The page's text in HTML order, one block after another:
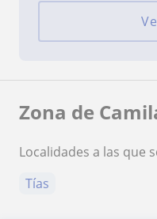
Zona de
Localidades a las que
Tías